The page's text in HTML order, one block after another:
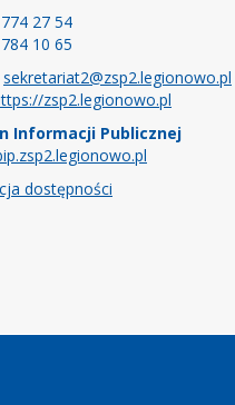
27 54
10 65
sekretariat2@zsp2.legionowo.pl
zsp2.legionowo.pl
Informacji Publicznej
dostępności